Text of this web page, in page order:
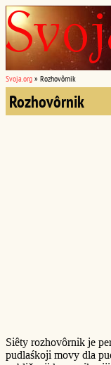
Svoja.org » Rozhovôrnik
Rozhovôrnik
Siêty rozhovôrnik je
pudlaśkoji movy dla